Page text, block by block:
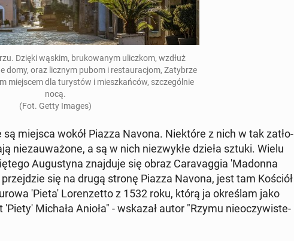
Dzięki wąskim, bru­ko­wa­nym ulicz­kom, wzdłuż
domy, oraz licznym pubom i re­stau­ra­cjom, Za­ty­brze
miej­scem dla tu­ry­stów i miesz­kań­ców, szcze­gól­nie
nocą.
(Fot. Getty Images)
miejsca wokół Piazza Navona. Nie­któ­re z nich w tak za­tło­
nie­zau­wa­żo­ne, a są w nich nie­zwy­kłe dzieła sztuki. Wielu
Au­gu­sty­na znaj­du­je się obraz Ca­ra­vag­gia 'Ma­don­na
się na drugą stronę Piazza Navona, jest tam Kościół
'Pieta' Lo­ren­zet­to z 1532 roku, którą ja okre­ślam jako
Michała Anioła" - wskazał autor "Rzymu nie­oczy­wi­ste­